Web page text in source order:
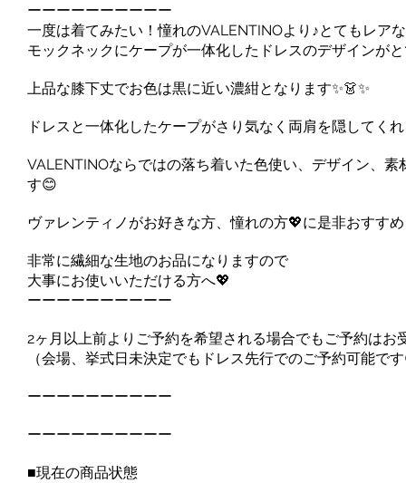
ーーーーーーーーーー
一度は着てみたい！憧れのVALENTINOより♪とてもレア
モックネックにケープが一体化したドレスのデザインが
上品な膝下丈でお色は黒に近い濃紺となります✨👗✨
ドレスと一体化したケープがさり気なく両肩を隠してく
VALENTINOならではの落ち着いた色使い、デザイン、
す😊
ヴァレンティノがお好きな方、憧れの方💖に是非おすすめし
非常に繊細な生地のお品になりますので
大事にお使いいただける方へ💖
ーーーーーーーーーー
2ヶ月以上前よりご予約を希望される場合でもご予約は
（会場、挙式日未決定でもドレス先行でのご予約可能で
ーーーーーーーーーー
ーーーーーーーーーー
■現在の商品状態